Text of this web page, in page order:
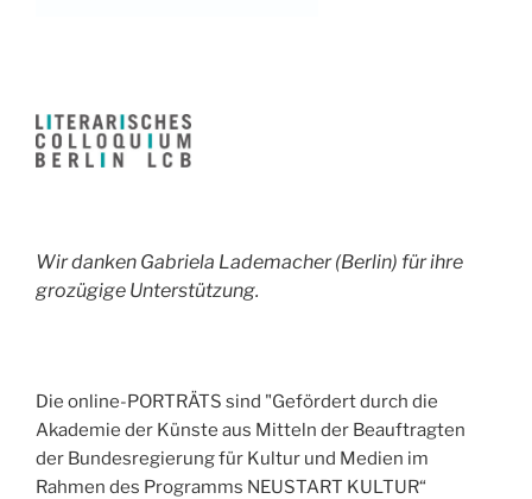
Wir danken Gabriela Lademacher (Berlin) für ihre
grozügige Unterstützung.
Die online-PORTRÄTS sind "Gefördert durch die
Akademie der Künste aus Mitteln der Beauftragten
der Bundesregierung für Kultur und Medien im
Rahmen des Programms NEUSTART KULTUR“